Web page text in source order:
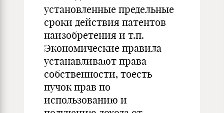
установленные предельные
сроки действия патентов
наизобретения и т.п.
Экономические правила
устанавливают права
собственности, тоесть
пучок прав по
использованию и